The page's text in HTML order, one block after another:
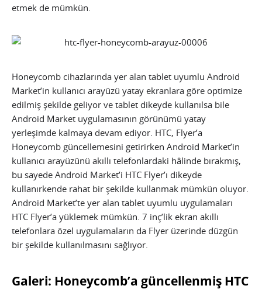
etmek de mümkün.
Honeycomb cihazlarında yer alan tablet uyumlu Android
Market’in kullanıcı arayüzü yatay ekranlara göre optimize
edilmiş şekilde geliyor ve tablet dikeyde kullanılsa bile
Android Market uygulamasının görünümü yatay
yerleşimde kalmaya devam ediyor. HTC, Flyer’a
Honeycomb güncellemesini getirirken Android Market’in
kullanıcı arayüzünü akıllı telefonlardaki hâlinde bırakmış,
bu sayede Android Market’i HTC Flyer’ı dikeyde
kullanırkende rahat bir şekilde kullanmak mümkün oluyor.
Android Market’te yer alan tablet uyumlu uygulamaları
HTC Flyer’a yüklemek mümkün. 7 inç’lik ekran akıllı
telefonlara özel uygulamaların da Flyer üzerinde düzgün
bir şekilde kullanılmasını sağlıyor.
Galeri: Honeycomb’a güncellenmiş HTC